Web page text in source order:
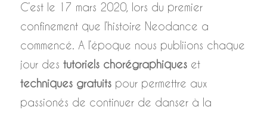
C’est le 17 mars 2020, lors du premier
confinement que l’histoire Neodance a
commencé. A l’époque nous publiions chaque
jour des tutoriels chorégraphiques et
techniques gratuits pour permettre aux
passionés de continuer de danser à la